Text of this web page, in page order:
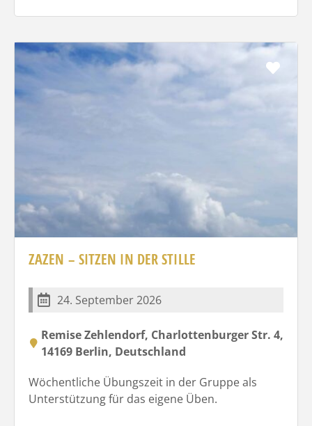
ZAZEN – SITZEN IN DER STILLE
24. September 2026
Remise Zehlendorf, Charlottenburger Str. 4,
14169 Berlin, Deutschland
Wöchentliche Übungszeit in der Gruppe als
Unterstützung für das eigene Üben.